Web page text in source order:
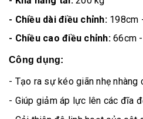
- Chiều dài điều chỉnh: 198cm
- Chiều cao điều chỉnh: 66cm
Công dụng:
- Tạo ra sự kéo giãn nhẹ nhàng
- Giúp giảm áp lực lên các đĩa